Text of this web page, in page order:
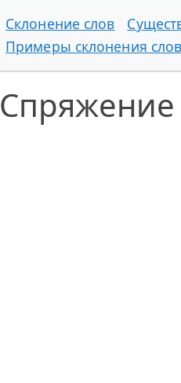
Склонение слов
Примеры склонения слов
Спряжение